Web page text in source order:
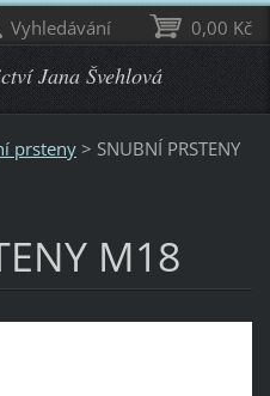
Jana Švehlová
prsteny > SNUBNÍ PRSTENY
M18
0,00 Kč
Vyhledávání